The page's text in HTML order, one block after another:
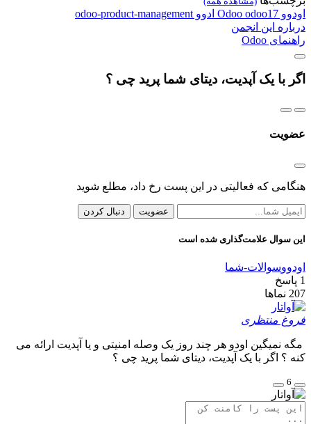
اودوو Odoo odoo17 ادوو odoo-product-management
درباره این انجمن
راهنمای Odoo
اگر با یک آپدیت، دیتای شما پرید چی ؟
عضویت
هنگامی که فعالیتی در این پست رخ داد، مطلع شوید
عضویت دنبال کردن
این سوال علامت‌گذاری شده است
اودووسوالات-شما
1 پاسخ
207 نماها
فروغ منتظری
مگه نمیگین اودو هر چند روز یک وصله امنیتی و یا آپدیت ارائه می
کنه ؟ اگر با یک آپدیت، دیتای شما پرید چی ؟
6